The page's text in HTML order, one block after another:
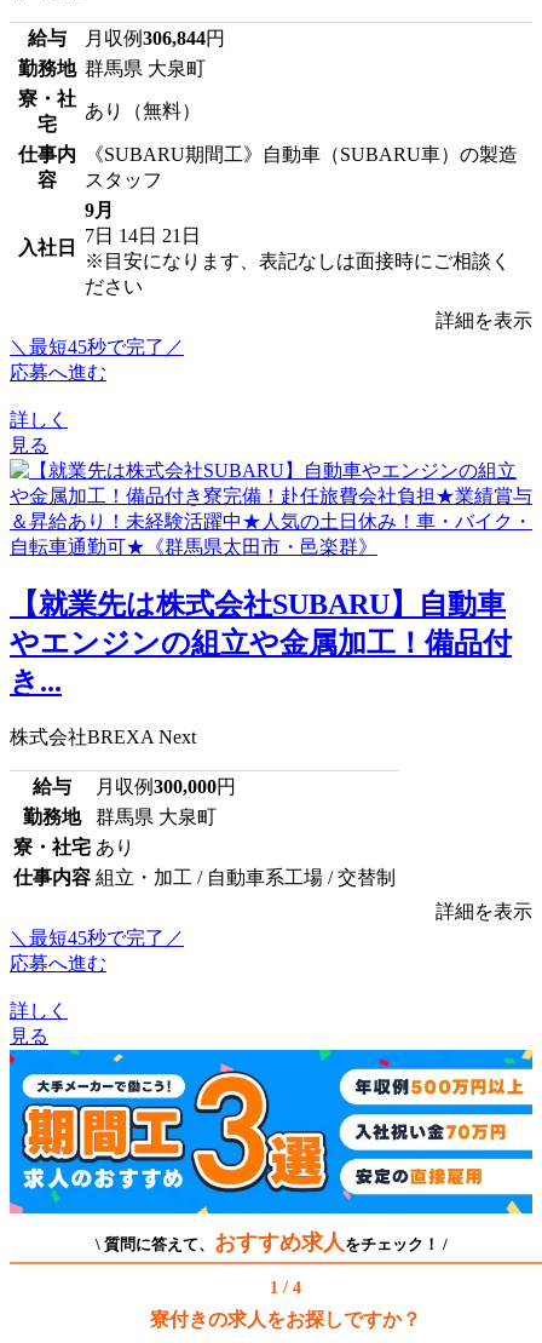
給与 月収例306,844円
勤務地 群馬県 大泉町
寮・社
宅
あり（無料）
仕事内
容
《SUBARU期間工》自動車（SUBARU車）の製造
スタッフ
入社日
9月
7日 14日 21日
※目安になります、表記なしは面接時にご相談く
ださい
詳細を表示
＼最短45秒で完了／
応募へ進む
詳しく
見る
【就業先は株式会社SUBARU】自動車
やエンジンの組立や金属加工！備品付
き...
株式会社BREXA Next
給与 月収例300,000円
勤務地
群馬県 大泉町
寮・社宅 あり
仕事内容 組立・加工 / 自動車系工場 / 交替制
詳細を表示
＼最短45秒で完了／
応募へ進む
詳しく
見る
\ 質問に答えて、 おすすめ求人 をチェック！ /
1 / 4
寮付きの求人をお探しですか？